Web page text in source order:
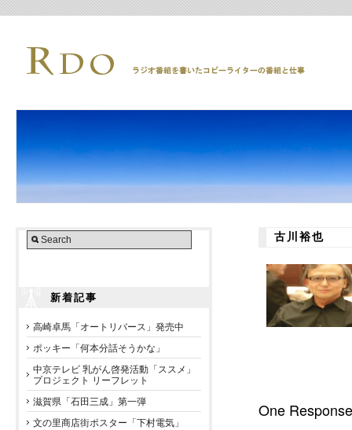
新着記事
高崎卓馬「オートリバース」発売中
ポッキー「何本分話そうかな」
中京テレビ 乳がん啓発活動「ススメ」
プロジェクト リーフレット
滋賀県「石田三成」第一弾
文の里商店街ポスター「下村電気」
古川裕也
One